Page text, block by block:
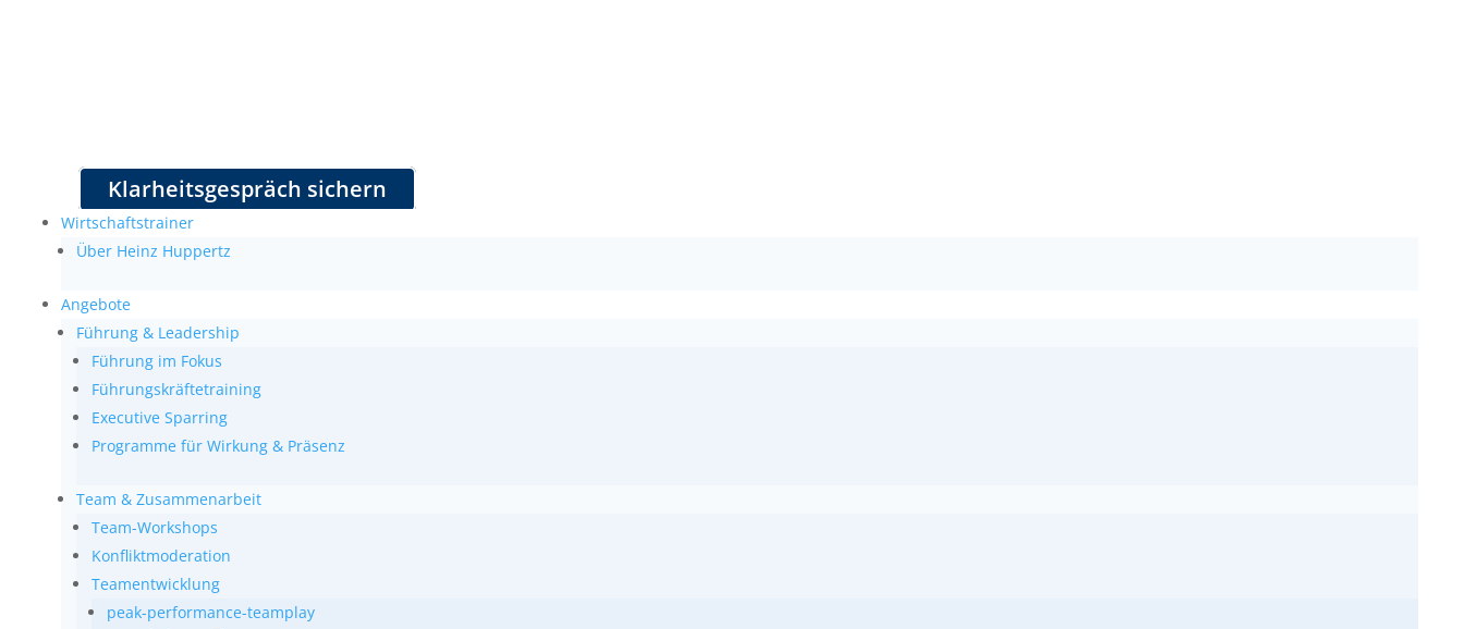
Klarheitsgespräch sichern
Wirtschaftstrainer
Über Heinz Huppertz
Angebote
Führung & Leadership
Führung im Fokus
Führungskräftetraining
Executive Sparring
Programme für Wirkung & Präsenz
Team & Zusammenarbeit
Team-Workshops
Konfliktmoderation
Teamentwicklung
peak-performance-teamplay